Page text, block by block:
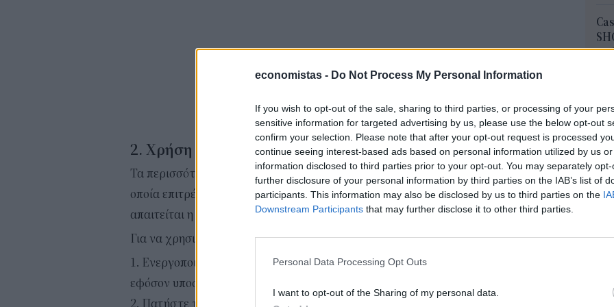
economistas - Do Not Process My Personal Information
If you wish to opt-out of the sale, sharing to third parties, or processing of your
sensitive information for targeted advertising by us, please use the below opt-out
confirm your selection. Please note that after your opt-out request is processed
continue seeing interest-based ads based on personal information utilized by us
information disclosed to third parties prior to your opt-out. You may separately
further disclosure of your personal information by third parties on the IAB’s list of
participants. This information may also be disclosed by us to third parties on the
Downstream Participants that may further disclose it to other third parties.
Personal Data Processing Opt Outs
I want to opt-out of the Sharing of my personal data.
2. Χρήση της λειτουργίας WPS
Τα περισσότερα router διαθέτουν τη λειτουργία WPS (Wi-Fi Protected Setup), η
οποία επιτρέπει τη σύνδεση νέων συσκευών σε ασύρματο Wi-Fi, χωρίς να
απαιτείται η εισαγωγή του κωδικού.
Για να χρησιμοποιηθεί:
Ενεργοποιήστε τη λειτουργία WPS από τις ρυθμίσεις Wi-Fi της συσκευής σας,
εφόσον υποστηρίζεται.
Πατήστε το φυσικό κουμπί WPS στο router.
τα
οι